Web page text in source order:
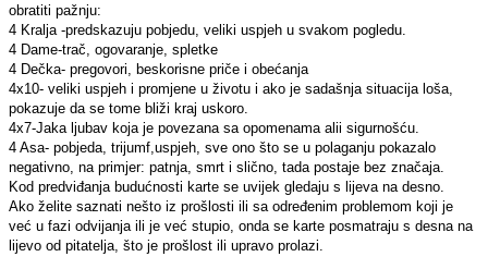
obratiti pažnju:
4 Kralja -predskazuju pobjedu, veliki uspjeh u svakom pogledu.
4 Dame-trač, ogovaranje, spletke
4 Dečka- pregovori, beskorisne priče i obećanja
4x10- veliki uspjeh i promjene u životu i ako je sadašnja situacija loša,
pokazuje da se tome bliži kraj uskoro.
4x7-Jaka ljubav koja je povezana sa opomenama alii sigurnošću.
4 Asa- pobjeda, trijumf,uspjeh, sve ono što se u polaganju pokazalo
negativno, na primjer: patnja, smrt i slično, tada postaje bez značaja.
Kod predviđanja budućnosti karte se uvijek gledaju s lijeva na desno.
Ako želite saznati nešto iz prošlosti ili sa određenim problemom koji je
već u fazi odvijanja ili je već stupio, onda se karte posmatraju s desna na
lijevo od pitatelja, što je prošlost ili upravo prolazi.